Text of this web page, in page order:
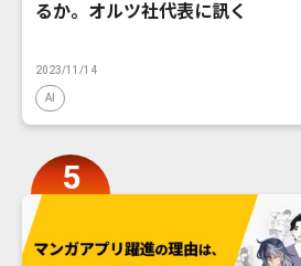
るか。オルツ社代表に訊く
2023/11/14
AI